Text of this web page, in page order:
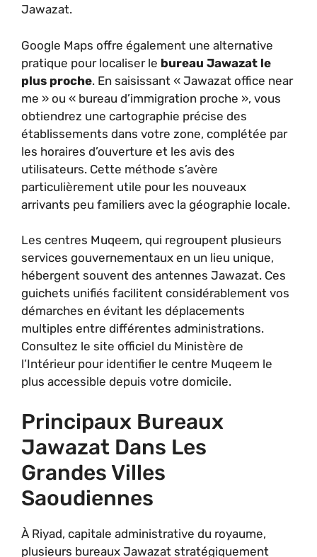
Jawazat.
Google Maps offre également une alternative
pratique pour localiser le bureau Jawazat le
plus proche. En saisissant « Jawazat office near
me » ou « bureau d’immigration proche », vous
obtiendrez une cartographie précise des
établissements dans votre zone, complétée par
les horaires d’ouverture et les avis des
utilisateurs. Cette méthode s’avère
particulièrement utile pour les nouveaux
arrivants peu familiers avec la géographie locale.
Les centres Muqeem, qui regroupent plusieurs
services gouvernementaux en un lieu unique,
hébergent souvent des antennes Jawazat. Ces
guichets unifiés facilitent considérablement vos
démarches en évitant les déplacements
multiples entre différentes administrations.
Consultez le site officiel du Ministère de
l’Intérieur pour identifier le centre Muqeem le
plus accessible depuis votre domicile.
Principaux Bureaux
Jawazat Dans Les
Grandes Villes
Saoudiennes
À Riyad, capitale administrative du royaume,
plusieurs bureaux Jawazat stratégiquement